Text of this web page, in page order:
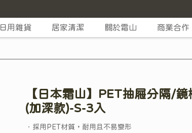
日用雜貨 居家清潔 關於霜山 商業合作
【日本霜山】PET抽屜分隔/
(加深款)-S-3入
．採用PET材質，耐用且不易變形